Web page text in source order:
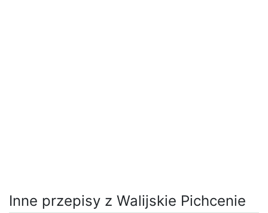
Inne przepisy z Walijskie Pichcenie